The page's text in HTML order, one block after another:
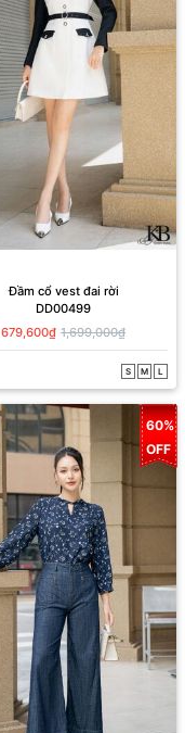
Đầm cổ vest đai rời
DD00499
679,600₫ 1,699,000₫
S M L
60%
OFF